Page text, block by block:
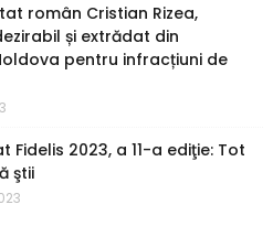
român Cristian Rizea,
și extrădat din
pentru infracțiuni de
Fidelis 2023, a 11-a ediţie: Tot
ştii